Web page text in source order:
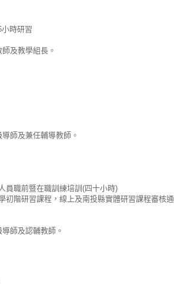
時研習
及教學組長。
師及兼任輔導教師。
員職前暨在職訓練培訓(四十小時)
初階研習課程，線上及南投縣實體研習課程審核通
師及認輔教師。